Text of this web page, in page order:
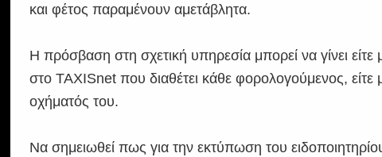
και φέτος παραμένουν αμετάβλητα.
Η πρόσβαση στη σχετική υπηρεσία μπορεί να γίνει
στο TAXISnet που διαθέτει κάθε φορολογούμενος,
οχήματός του.
Να σημειωθεί πως για την εκτύπωση του